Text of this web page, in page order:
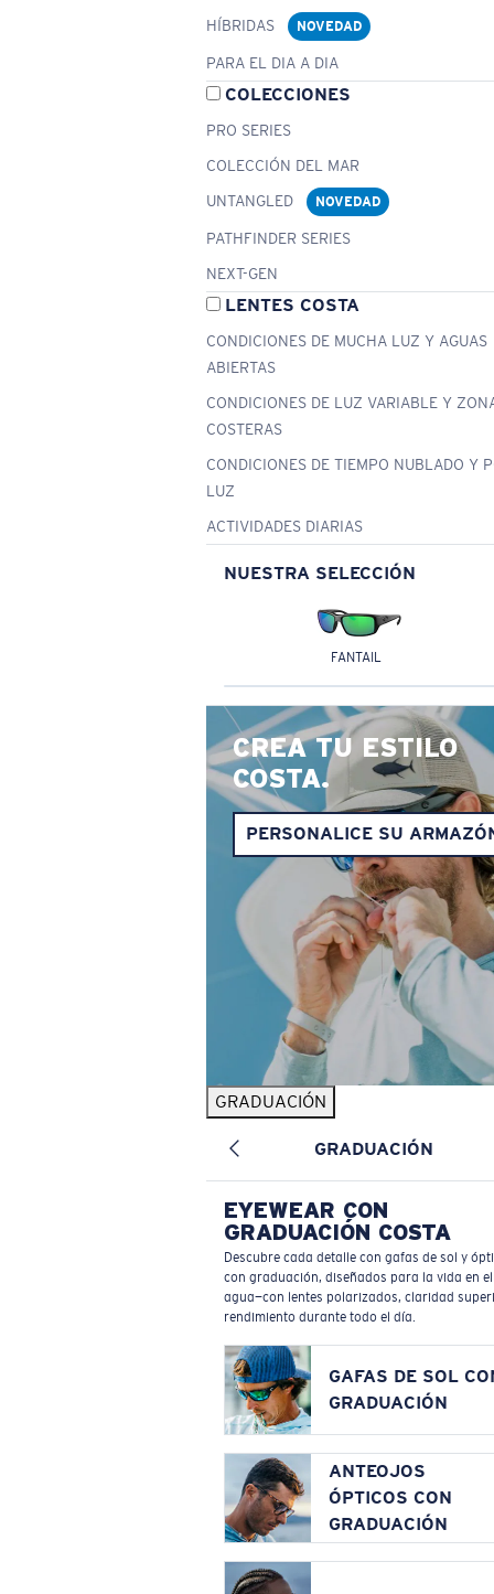
HÍBRIDAS
NOVEDAD
PARA EL DIA A DIA
COLECCIONES
PRO SERIES
COLECCIÓN DEL MAR
UNTANGLED
NOVEDAD
PATHFINDER SERIES
NEXT-GEN
LENTES COSTA
CONDICIONES DE MUCHA LUZ Y AGUAS
ABIERTAS
CONDICIONES DE LUZ VARIABLE Y
COSTERAS
CONDICIONES DE TIEMPO NUBLADO Y
LUZ
ACTIVIDADES DIARIAS
NUESTRA SELECCIÓN
FANTAIL
CREA TU ESTILO
COSTA.
PERSONALICE SU
GRADUACIÓN
GRADUACIÓN
EYEWEAR CON
GRADUACIÓN COSTA
Descubre cada detalle con gafas de sol y
con graduación, diseñados para la vida en el
agua—con lentes polarizados, claridad
rendimiento durante todo el día.
GAFAS DE SOL
GRADUACIÓN
ANTEOJOS
ÓPTICOS CON
GRADUACIÓN